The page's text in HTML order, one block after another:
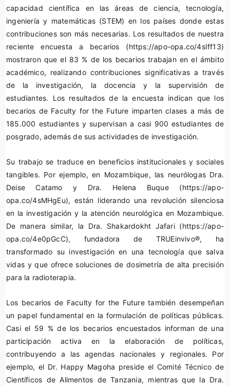
capacidad científica en las áreas de ciencia, tecnología,
ingeniería y matemáticas (STEM) en los países donde estas
contribuciones son más necesarias. Los resultados de nuestra
reciente encuesta a becarios (https://apo-opa.co/4sIff13)
mostraron que el 83 % de los becarios trabajan en el ámbito
académico, realizando contribuciones significativas a través
de la investigación, la docencia y la supervisión de
estudiantes. Los resultados de la encuesta indican que los
becarios de Faculty for the Future imparten clases a más de
185.000 estudiantes y supervisan a casi 900 estudiantes de
posgrado, además de sus actividades de investigación.
Su trabajo se traduce en beneficios institucionales y sociales
tangibles. Por ejemplo, en Mozambique, las neurólogas Dra.
Deise Catamo y Dra. Helena Buque (https://apo-
opa.co/4sMHgEu), están liderando una revolución silenciosa
en la investigación y la atención neurológica en Mozambique.
De manera similar, la Dra. Shakardokht Jafari (https://apo-
opa.co/4e0pGcC), fundadora de TRUEinvivo®, ha
transformado su investigación en una tecnología que salva
vidas y que ofrece soluciones de dosimetría de alta precisión
para la radioterapia.
Los becarios de Faculty for the Future también desempeñan
un papel fundamental en la formulación de políticas públicas.
Casi el 59 % de los becarios encuestados informan de una
participación activa en la elaboración de políticas,
contribuyendo a las agendas nacionales y regionales. Por
ejemplo, el Dr. Happy Magoha preside el Comité Técnico de
Científicos de Alimentos de Tanzania, mientras que la Dra.